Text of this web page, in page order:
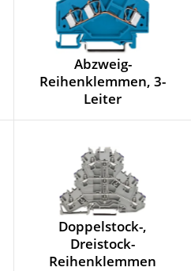
Abzweig-
Reihenklemmen, 3-
Leiter
Doppelstock-,
Dreistock-
Reihenklemmen